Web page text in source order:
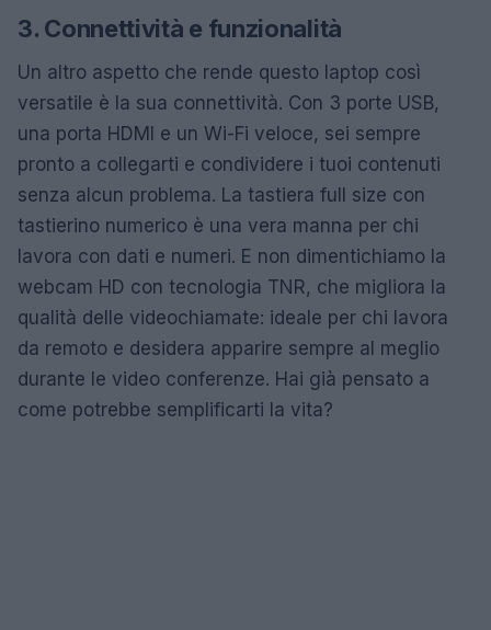
3. Connettività e funzionalità
Un altro aspetto che rende questo laptop così
versatile è la sua connettività. Con 3 porte USB,
una porta HDMI e un Wi-Fi veloce, sei sempre
pronto a collegarti e condividere i tuoi contenuti
senza alcun problema. La tastiera full size con
tastierino numerico è una vera manna per chi
lavora con dati e numeri. E non dimentichiamo la
webcam HD con tecnologia TNR, che migliora la
qualità delle videochiamate: ideale per chi lavora
da remoto e desidera apparire sempre al meglio
durante le video conferenze. Hai già pensato a
come potrebbe semplificarti la vita?